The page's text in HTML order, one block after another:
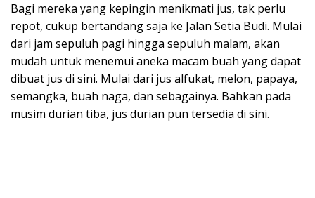
Bagi mereka yang kepingin menikmati jus, tak perlu
repot, cukup bertandang saja ke Jalan Setia Budi. Mulai
dari jam sepuluh pagi hingga sepuluh malam, akan
mudah untuk menemui aneka macam buah yang dapat
dibuat jus di sini. Mulai dari jus alfukat, melon, papaya,
semangka, buah naga, dan sebagainya. Bahkan pada
musim durian tiba, jus durian pun tersedia di sini.